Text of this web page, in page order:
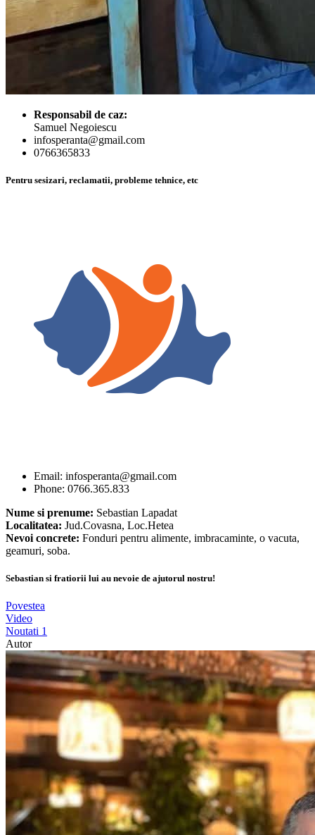
Responsabil de caz:
Samuel Negoiescu
infosperanta@gmail.com
0766365833
Pentru sesizari, reclamatii, probleme tehnice, etc
Email: infosperanta@gmail.com
Phone: 0766.365.833
Nume si prenume: Sebastian Lapadat
Localitatea: Jud.Covasna, Loc.Hetea
Nevoi concrete: Fonduri pentru alimente, imbracaminte, o vacuta,
geamuri, soba.
Sebastian si fratiorii lui au nevoie de ajutorul nostru!
Povestea
Video
Noutati 1
Autor